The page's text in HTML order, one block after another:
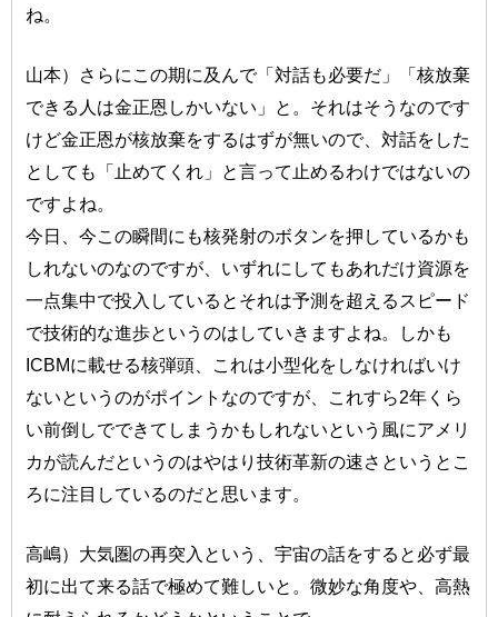
ね。
山本）さらにこの期に及んで「対話も必要だ」「核放棄
できる人は金正恩しかいない」と。それはそうなのです
けど金正恩が核放棄をするはずが無いので、対話をした
としても「止めてくれ」と言って止めるわけではないの
ですよね。
今日、今この瞬間にも核発射のボタンを押しているかも
しれないのなのですが、いずれにしてもあれだけ資源を
一点集中で投入しているとそれは予測を超えるスピード
で技術的な進歩というのはしていきますよね。しかも
ICBMに載せる核弾頭、これは小型化をしなければいけ
ないというのがポイントなのですが、これすら2年くら
い前倒しでできてしまうかもしれないという風にアメリ
カが読んだというのはやはり技術革新の速さというとこ
ろに注目しているのだと思います。
高嶋）大気圏の再突入という、宇宙の話をすると必ず最
初に出て来る話で極めて難しいと。微妙な角度や、高熱